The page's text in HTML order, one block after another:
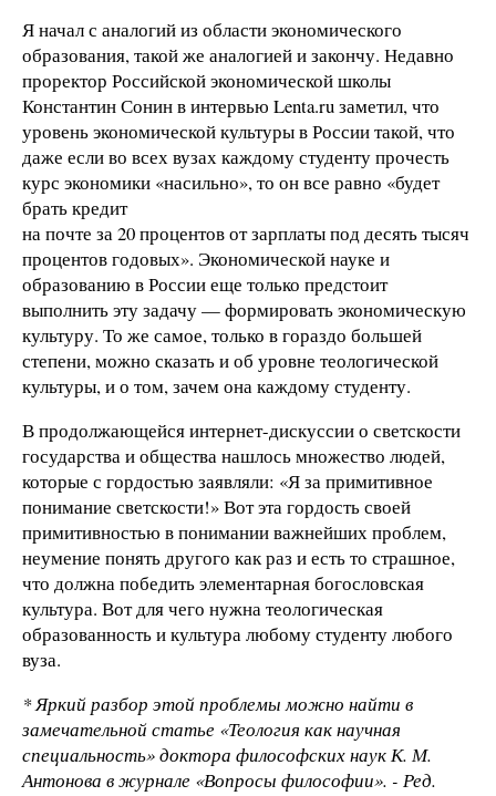
Я начал с аналогий из области экономического
образования, такой же аналогией и закончу. Недавно
проректор Российской экономической школы
Константин Сонин в интервью Lenta.ru заметил, что
уровень экономической культуры в России такой, что
даже если во всех вузах каждому студенту прочесть
курс экономики «насильно», то он все равно «будет
брать кредит
на почте за 20 процентов от зарплаты под десять тысяч
процентов годовых». Экономической науке и
образованию в России еще только предстоит
выполнить эту задачу — формировать экономическую
культуру. То же самое, только в гораздо большей
степени, можно сказать и об уровне теологической
культуры, и о том, зачем она каждому студенту.
В продолжающейся интернет-дискуссии о светскости
государства и общества нашлось множество людей,
которые с гордостью заявляли: «Я за примитивное
понимание светскости!» Вот эта гордость своей
примитивностью в понимании важнейших проблем,
неумение понять другого как раз и есть то страшное,
что должна победить элементарная богословская
культура. Вот для чего нужна теологическая
образованность и культура любому студенту любого
вуза.
* Яркий разбор этой проблемы можно найти в
замечательной статье «Теология как научная
специальность» доктора философских наук К. М.
Антонова в журнале «Вопросы философии». - Ред.